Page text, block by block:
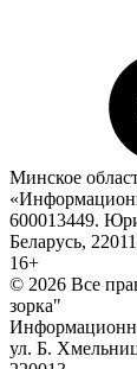
Минское
600013449.
Беларусь,
16+
© 2026 Все
зорка"
ул. Б.